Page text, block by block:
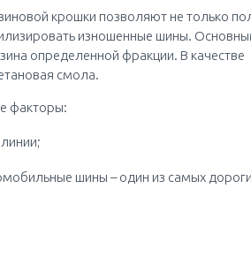
крошки позволяют не только
изношенные шины.
определенной фракции. В качестве
смола.
факторы:
шины – один из самых